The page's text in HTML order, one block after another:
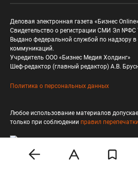
Деловая электронная газета «Бизнес
Свидетельство о регистрации СМИ Эл №ФС
Выдано федеральной службой по надзору
коммуникаций.
Учредитель ООО «Бизнес Медия Холдинг»
Шеф-редактор (главный редактор) А.В.
Политика о персональных данных
Любое использование материалов
только при соблюдении правил перепечатки